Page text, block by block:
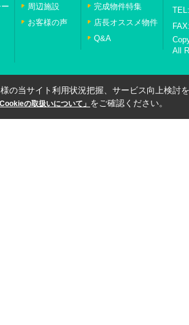
周辺施設
お客様の声
完成物件特集
店長オススメ物件
Q&A
All
の当サイト利用状況把握、サービス向上検討
Cookieの取扱いについて」 をご確認ください。